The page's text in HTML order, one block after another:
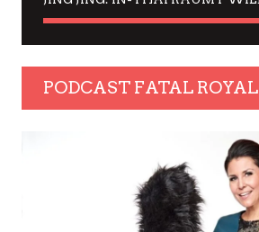
PODCAST FATAL ROYAL